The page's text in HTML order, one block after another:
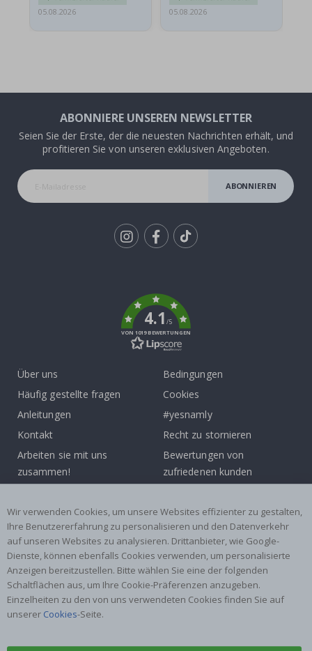
05.08.2026
05.08.2026
ABONNIERE UNSEREN NEWSLETTER
Seien Sie der Erste, der die neuesten Nachrichten erhält, und
profitieren Sie von unseren exklusiven Angeboten.
ABONNIEREN
4.1/5
VON 1019 BEWERTUNGEN
Über uns
Häufig gestellte fragen
Anleitungen
Kontakt
Arbeiten sie mit uns
zusammen!
Bedingungen
Cookies
#yesnamly
Recht zu stornieren
Bewertungen von
zufriedenen kunden
Beliebte Kategorien
Namensaufkleber
Wandtattoos
Fliesenaufkleber
Poster
Aufkleber
Klebefolie
Wir verwenden Cookies, um unsere Websites effizienter zu gestalten,
Ihre Benutzererfahrung zu personalisieren und den Datenverkehr
auf unseren Websites zu analysieren. Drittanbieter, wie Google-
Dienste, können ebenfalls Cookies verwenden, um personalisierte
Anzeigen bereitzustellen. Bitte wählen Sie eine der folgenden
Schaltflächen aus, um Ihre Cookie-Präferenzen anzugeben.
Einzelheiten zu den von uns verwendeten Cookies finden Sie auf
unserer Cookies-Seite.